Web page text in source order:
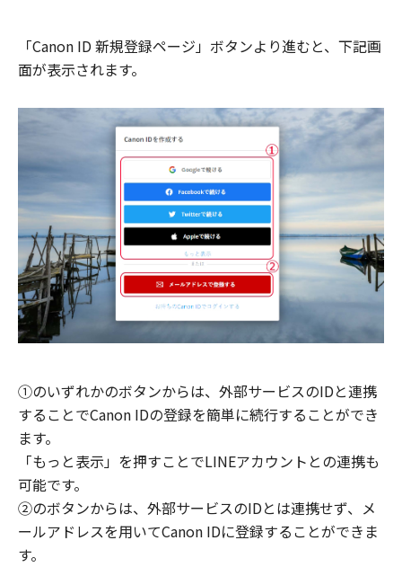
「Canon ID 新規登録ページ」ボタンより進むと、下記画
面が表示されます。
①のいずれかのボタンからは、外部サービスのIDと連携
することでCanon IDの登録を簡単に続行することができ
ます。
「もっと表示」を押すことでLINEアカウントとの連携も
可能です。
②のボタンからは、外部サービスのIDとは連携せず、メ
ールアドレスを用いてCanon IDに登録することができま
す。